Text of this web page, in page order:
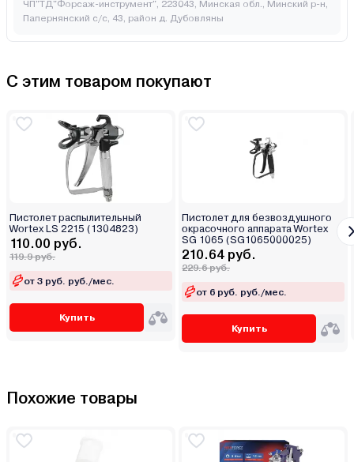
ЧП"ТД"Форсаж-инструмент", 223043, Минская обл., Минский р-н,
Папернянский с/с, 43, район д. Дубовляны
С этим товаром покупают
Пистолет распылительный
Wortex LS 2215 (1304823)
110.00 руб.
119.9 руб.
от 3 руб. руб./мес.
Купить
Пистолет для безвоздушного
окрасочного аппарата Wortex
SG 1065 (SG1065000025)
210.64 руб.
229.6 руб.
от 6 руб. руб./мес.
Купить
Похожие товары